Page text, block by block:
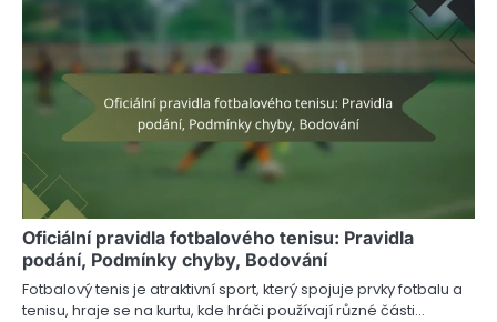
Oficiální pravidla fotbalového tenisu: Pravidla
podání, Podmínky chyby, Bodování
Fotbalový tenis je atraktivní sport, který spojuje prvky fotbalu a
tenisu, hraje se na kurtu, kde hráči používají různé části…